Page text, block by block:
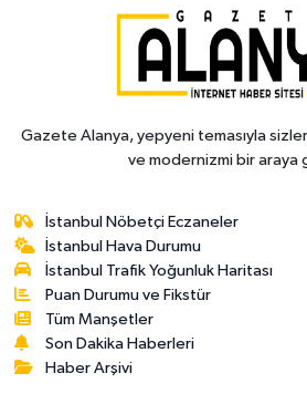
Gazete Alanya, yepyeni temasıyla
ve modernizmi bir araya
İstanbul Nöbetçi Eczaneler
İstanbul Hava Durumu
İstanbul Trafik Yoğunluk Haritası
Puan Durumu ve Fikstür
Tüm Manşetler
Son Dakika Haberleri
Haber Arşivi